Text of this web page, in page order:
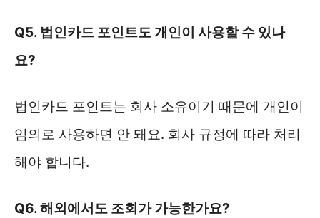
Q5. 법인카드 포인트도 개인이 사용할 수 있나
요?
법인카드 포인트는 회사 소유이기 때문에 개인이
임의로 사용하면 안 돼요. 회사 규정에 따라 처리
해야 합니다.
Q6. 해외에서도 조회가 가능한가요?